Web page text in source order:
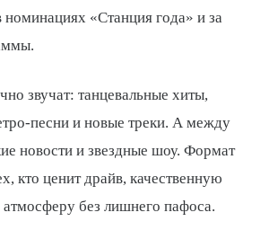
«Станция года» и за
звучат: танцевальные хиты,
песни и новые треки. А между
новости и звездные шоу. Формат
кто ценит драйв, качественную
без лишнего пафоса.